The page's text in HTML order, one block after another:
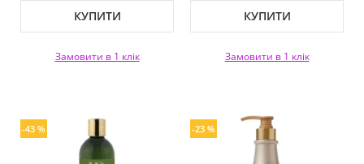
КУПИТИ
Замовити в 1 клік
КУПИТИ
Замовити в 1 клік
-43 % -23 %